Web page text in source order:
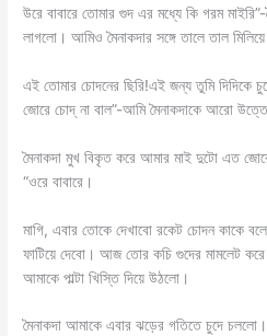
উরে বাবারে তোমার গুদ এর মধ্যে কি গরম মাইরি”-
লাগলো। আমিও মৈনাকদার সঙ্গে তালে তাল
এই তোমার চোদনের ছিরি!এই জন্য তুমি দিদিকে
জোরে চোদ্‌ না বাল”-আমি মৈনাকদাকে আরো
মৈনাকদা মুখ বিকৃত করে আমার মাই দুটো এত
“ওরে বাবারে।
মাগি, এবার তোকে দেখাবো রকেট চোদন কাকে
ফাটিয়ে দেবো। আজ তোর কচি গুদের মামলেট করে
আমাকে পাল্টা খিস্তি দিয়ে উঠলো।
মৈনাকদা আমাকে এবার ঝড়ের গতিতে চুদে